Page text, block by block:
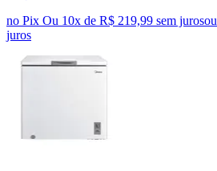
no Pix Ou 10x de R$ 219,99 sem jurosou
juros